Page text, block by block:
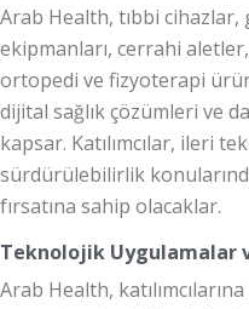
Arab Health, tıbbi
ekipmanları, cerrahi
ortopedi ve fizyoterapi
dijital sağlık çözümleri ve
kapsar. Katılımcılar, ileri
sürdürülebilirlik
fırsatına sahip olacaklar.
Teknolojik Uygulamalar
Arab Health,